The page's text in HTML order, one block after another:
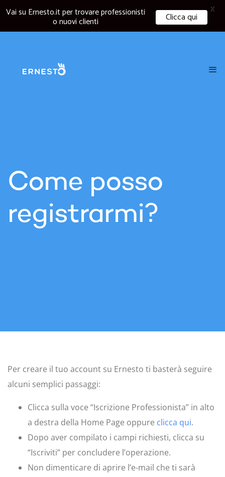
Come posso
registrarmi?
Per creare il tuo account su Ernesto ti basterà seguire
alcuni semplici passaggi:
Clicca sulla voce “Iscrizione Professionista” in alto
a destra della Home Page oppure clicca qui.
Dopo aver compilato i campi richiesti, clicca su
“Iscriviti” per concludere l’operazione.
Non dimenticare di aprire l’e-mail che ti sarà
Vai su Ernesto.it per trovare professionisti
o nuovi clienti Clicca qui
X